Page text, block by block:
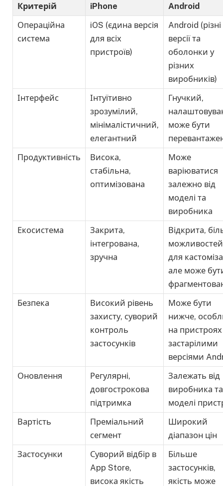
Критерій iPhone
Android
Операційна
система
iOS (єдина версія
для всіх
пристроїв)
Android (різні
версії та
оболонки у
різних
виробників)
Інтерфейс
Інтуїтивно
зрозумілий,
мінімалістичний,
елегантний
Гнучкий,
може бути
Продуктивність
Висока,
стабільна,
оптимізована
Може
варіюватися
залежно від
моделі та
виробника
Екосистема
Закрита,
інтегрована,
зручна
Відкрита,
можливостей
для
але може
Безпека
Високий рівень
захисту, суворий
контроль
застосунків
Може бути
нижче,
на пристроях
застарілими
версіями
Оновлення
Регулярні,
довгострокова
підтримка
Залежать від
виробника та
моделі
Вартість
Преміальний
сегмент
Широкий
діапазон цін
Застосунки
Суворий відбір в
App Store,
висока якість
Більше
застосунків,
якість може